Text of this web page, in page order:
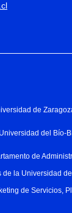
de
del Bío-
de
la Universidad
de Servicios,